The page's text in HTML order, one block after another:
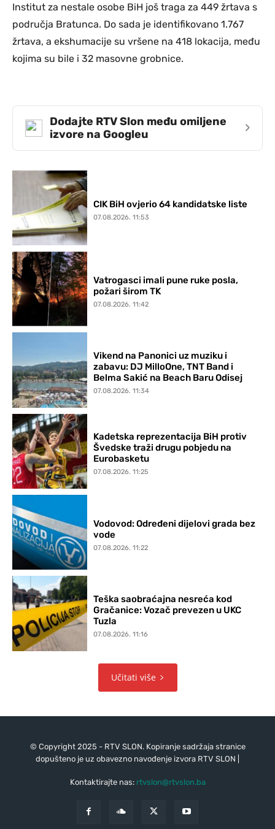
Institut za nestale osobe BiH još traga za 449 žrtava s
područja Bratunca. Do sada je identifikovano 1.767
žrtava, a ekshumacije su vršene na 418 lokacija, među
kojima su bile i 32 masovne grobnice.
Dodajte RTV Slon među omiljene
izvore na Googleu
›
CIK BiH ovjerio 64 kandidatske liste
07.08.2026. 11:53
Vatrogasci imali pune ruke posla,
požari širom TK
07.08.2026. 11:42
Vikend na Panonici uz muziku i
zabavu: DJ MilloOne, TNT Band i
Belma Sakić na Beach Baru Odisej
07.08.2026. 11:34
Kadetska reprezentacija BiH protiv
Švedske traži drugu pobjedu na
Eurobasketu
07.08.2026. 11:25
Vodovod: Određeni dijelovi grada bez
vode
07.08.2026. 11:22
Teška saobraćajna nesreća kod
Gračanice: Vozač prevezen u UKC
Tuzla
07.08.2026. 11:16
Učitati više
© Copyright 2025 - RTV SLON. Kopiranje sadržaja stranice
dopušteno je uz obavezno navođenje izvora RTV SLON |
Kontaktirajte nas: rtvslon@rtvslon.ba